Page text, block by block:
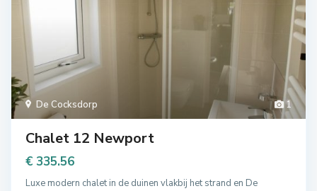
1
De Cocksdorp
Chalet 12 Newport
€ 335.56
Luxe modern chalet in de duinen vlakbij het strand en De